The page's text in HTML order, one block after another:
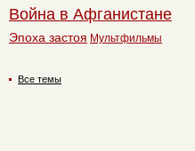
Война в Афганистане
Эпоха застоя Мультфильмы
Все темы